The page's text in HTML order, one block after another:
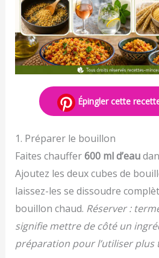
Épingler cette
1. Préparer le bouillon
Faites chauffer600 ml d’eau
Ajoutez les deux cubes de
laissez-les se dissoudre
bouillon chaud. Réserver :
signifie mettre de côté un
préparation pour l’utiliser plus